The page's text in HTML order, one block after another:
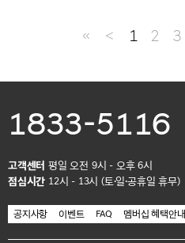
≪ ＜ 1 2 3
1833-5116
고객센터 평일 오전 9시 - 오후 6시
점심시간 12시 - 13시 (토·일·공휴일 휴무)
공지사항 이벤트 FAQ 멤버십 혜택안내